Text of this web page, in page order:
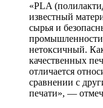
«PLA
известный
сырья и
нетоксичный.
качественных
отличается
сравнении с
печати», —